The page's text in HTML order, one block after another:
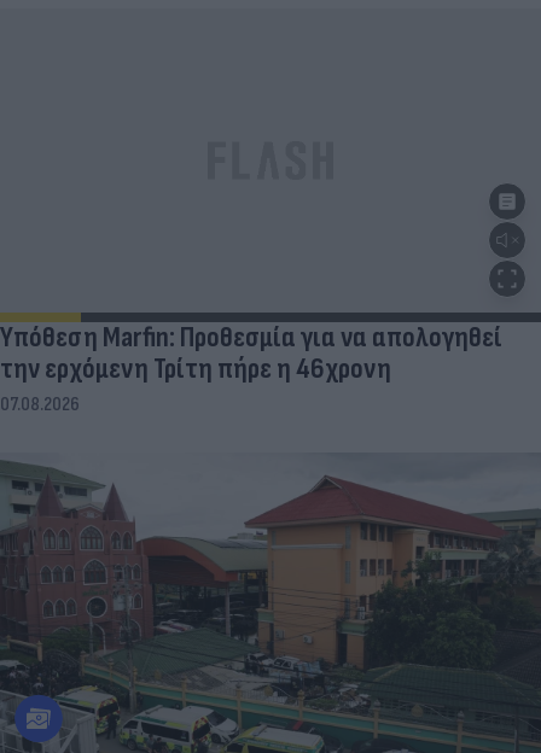
Υπόθεση Marfin: Προθεσμία για να απολογηθεί
την ερχόμενη Τρίτη πήρε η 46χρονη
07.08.2026